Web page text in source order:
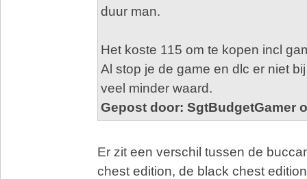
duur man.
Het koste 115 om te kopen incl
Al stop je de game en dlc er niet
veel minder waard.
Gepost door: SgtBudgetGamer
Er zit een verschil tussen de
chest edition, de black chest